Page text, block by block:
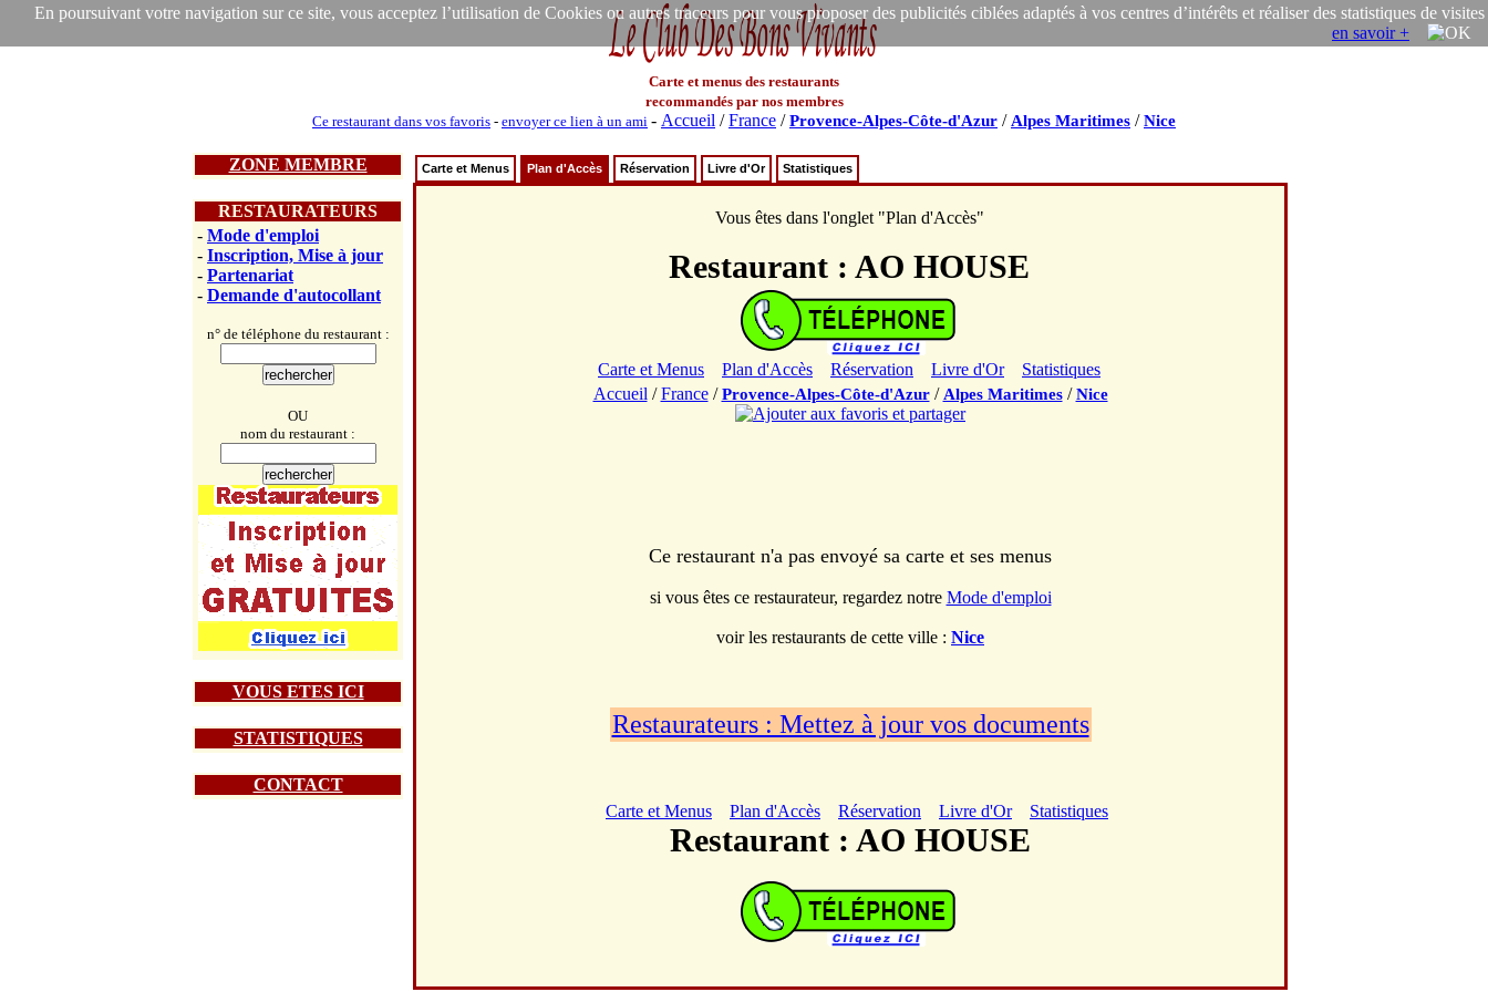
En poursuivant votre navigation sur ce site, vous acceptez l’utilisation de Cookies ou autres traceurs pour vous proposer des publicités ciblées adaptés à vos centres d’intérêts et réaliser des statistiques de visites
en savoir +
Carte et menus des restaurants
recommandés par nos membres
Ce restaurant dans vos favoris - envoyer ce lien à un ami - Accueil /France /Provence-Alpes-Côte-d'Azur / Alpes Maritimes /Nice
ZONE MEMBRE
RESTAURATEURS
- Mode d'emploi
- Inscription, Mise à jour
- Partenariat
- Demande d'autocollant
n° de téléphone du restaurant :
OU
nom du restaurant :
VOUS ETES ICI
STATISTIQUES
CONTACT
Carte et Menus Plan d'Accès Réservation Livre d'Or Statistiques
Vous êtes dans l'onglet "Plan d'Accès"
Restaurant : AO HOUSE
Carte et Menus Plan d'Accès Réservation Livre d'Or
Statistiques
Accueil /France/Provence-Alpes-Côte-d'Azur/ Alpes Maritimes/Nice
Ce restaurant n'a pas envoyé sa carte et ses menus
si vous êtes ce restaurateur, regardez notre Mode d'emploi
voir les restaurants de cette ville : Nice
Restaurateurs : Mettez à jour vos documents
Carte et Menus Plan d'Accès Réservation Livre d'Or Statistiques
Restaurant : AO HOUSE